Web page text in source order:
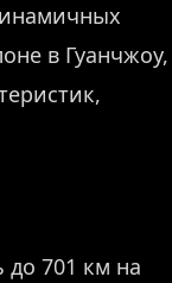
в Гуанчжоу,
до 701 км на